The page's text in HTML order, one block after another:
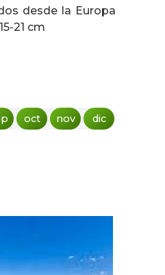
desde la Europa
21 cm
oct nov dic